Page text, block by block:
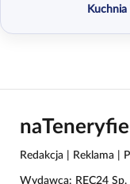
Kuchnia
Redakcja Reklama
Wydawca: REC24 Sp.